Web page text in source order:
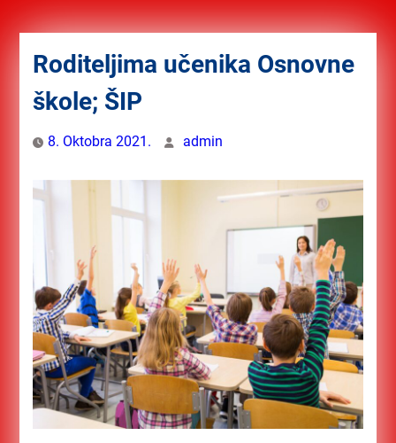
Roditeljima učenika Osnovne
škole; ŠIP
8. Oktobra 2021. admin